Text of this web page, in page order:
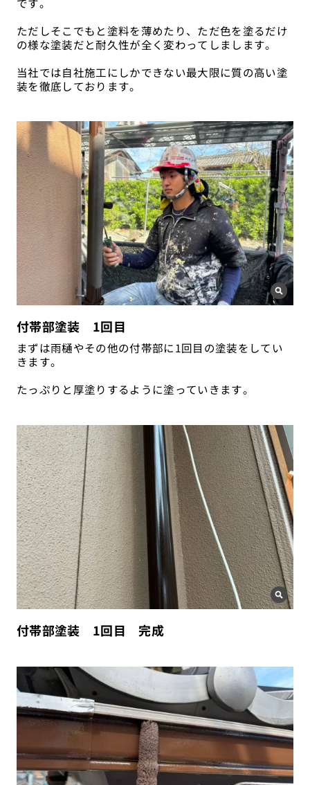
ただしそこでもと塗料を薄めたり、ただ色を塗るだけ
の様な塗装だと耐久性が全く変わってしまします。
当社では自社施工にしかできない最大限に質の高い塗
装を徹底しております。
付帯部塗装 1回目
まずは雨樋やその他の付帯部に1回目の塗装をしてい
きます。
たっぷりと厚塗りするように塗っていきます。
付帯部塗装 1回目 完成